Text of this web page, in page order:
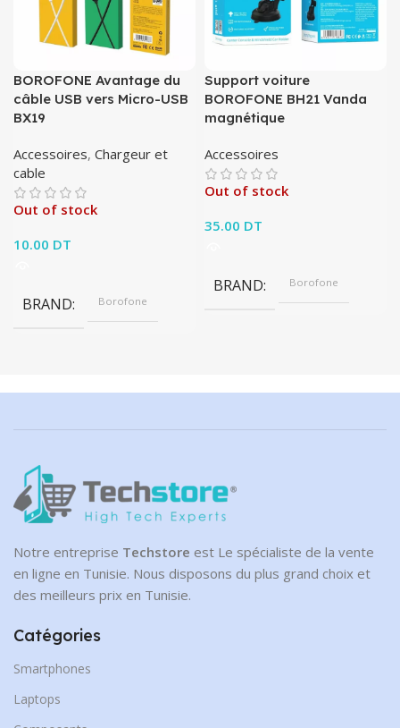
BOROFONE Avantage du
câble USB vers Micro-USB
BX19
Accessoires, Chargeur et
cable
Out of stock
10.00 DT
BRAND Borofone
Support voiture
BOROFONE BH21 Vanda
magnétique
Accessoires
Out of stock
35.00 DT
BRAND Borofone
Notre entreprise Techstore est Le spécialiste de la vente
en ligne en Tunisie. Nous disposons du plus grand choix et
des meilleurs prix en Tunisie.
Catégories
Smartphones
Laptops